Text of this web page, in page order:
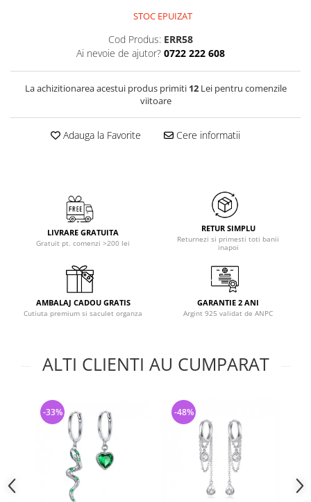
STOC EPUIZAT
Cod Produs: ERR58
Ai nevoie de ajutor? 0722 222 608
La achizitionarea acestui produs primiti 12Lei pentru comenzile
viitoare
Adauga la Favorite Cere informatii
LIVRARE GRATUITA
Gratuit pt. comenzi >200 lei
RETUR SIMPLU
Returnezi si primesti toti banii
inapoi
AMBALAJ CADOU GRATIS
Cutiuta premium si saculet organza
GARANTIE 2 ANI
Argint 925 validat de ANPC
ALTI CLIENTI AU CUMPARAT
-33% -48%